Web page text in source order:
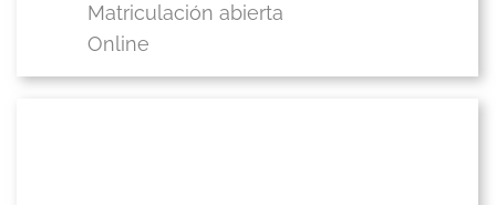
Matriculación abierta
Online